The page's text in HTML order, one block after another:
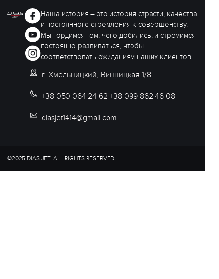
Наша история – это история страсти, качества
и постоянного стремления к совершенству.
Мы гордимся тем, чего добились, и стремимся
постоянно развиваться, чтобы
соответствовать ожиданиям наших клиентов.
г. Хмельницкий, Винницкая 1/8
+38 050 064 24 62 +38 099 862 46 08
diasjet1414@gmail.com
©2025 DIAS JET. ALL RIGHTS RESERVED